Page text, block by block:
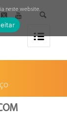
neste website.